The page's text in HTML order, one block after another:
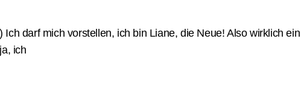
darf mich vorstellen, ich bin Liane, die Neue! Also wirklich ein
ich